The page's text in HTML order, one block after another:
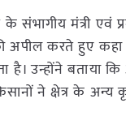
संभागीय मंत्री एवं
करते हुए कहा
है। उन्होंने
किसानों ने क्षेत्र के